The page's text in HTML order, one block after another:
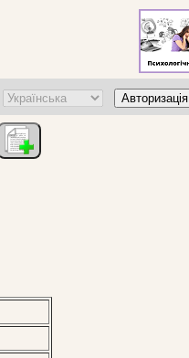
Авторизація